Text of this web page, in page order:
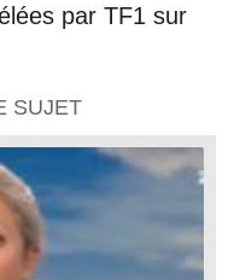
par TF1 sur
SUJET